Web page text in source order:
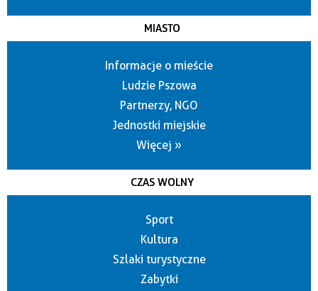
MIASTO
Informacje o mieście
Ludzie Pszowa
Partnerzy, NGO
Jednostki miejskie
Więcej »
CZAS WOLNY
Sport
Kultura
Szlaki turystyczne
Zabytki